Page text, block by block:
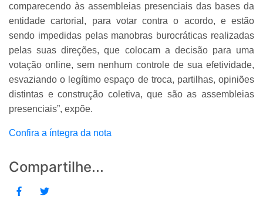
comparecendo às assembleias presenciais das bases da
entidade cartorial, para votar contra o acordo, e estão
sendo impedidas pelas manobras burocráticas realizadas
pelas suas direções, que colocam a decisão para uma
votação online, sem nenhum controle de sua efetividade,
esvaziando o legítimo espaço de troca, partilhas, opiniões
distintas e construção coletiva, que são as assembleias
presenciais”, expõe.
Confira a íntegra da nota
Compartilhe...